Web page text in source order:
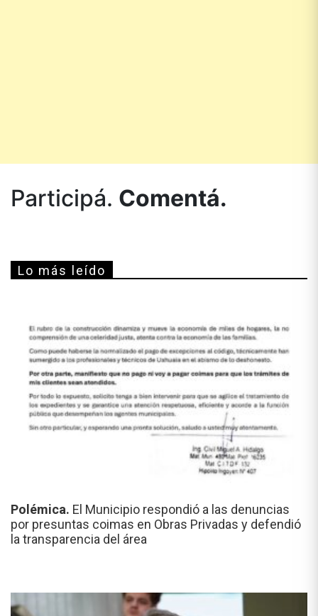
Participá. Comentá.
Lo más leído
Polémica. El Municipio respondió a las denuncias
por presuntas coimas en Obras Privadas y defendió
la transparencia del área